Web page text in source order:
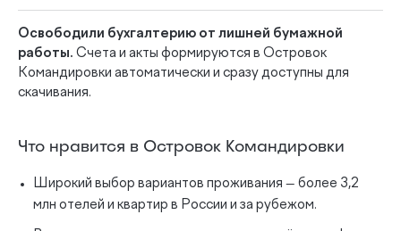
Освободили бухгалтерию от лишней бумажной
работы. Счета и акты формируются в Островок
Командировки автоматически и сразу доступны для
скачивания.
Что нравится в Островок Командировки
Широкий выбор вариантов проживания — более 3,2
млн отелей и квартир в России и за рубежом.